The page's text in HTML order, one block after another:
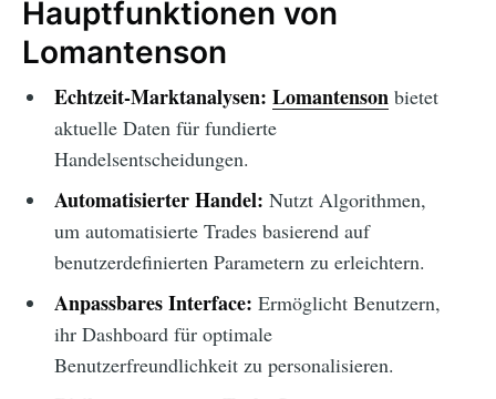
Hauptfunktionen von
Lomantenson
Echtzeit-Marktanalysen: Lomantensonbietet
aktuelle Daten für fundierte
Handelsentscheidungen.
Automatisierter Handel: Nutzt Algorithmen,
um automatisierte Trades basierend auf
benutzerdefinierten Parametern zu erleichtern.
Anpassbares Interface: Ermöglicht Benutzern,
ihr Dashboard für optimale
Benutzerfreundlichkeit zu personalisieren.